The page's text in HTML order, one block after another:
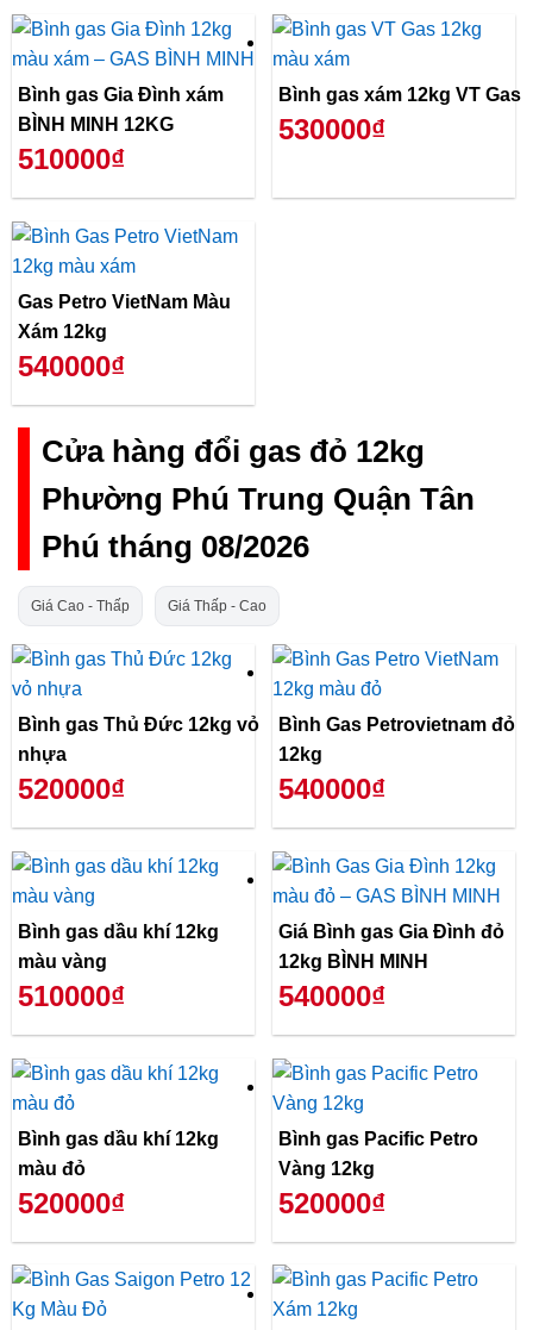
Bình gas Gia Đình xám
BÌNH MINH 12KG
510000₫
Bình gas xám 12kg VT Gas
530000₫
Gas Petro VietNam Màu
Xám 12kg
540000₫
Cửa hàng đổi gas đỏ 12kg
Phường Phú Trung Quận Tân
Phú tháng 08/2026
Giá Cao - Thấp Giá Thấp - Cao
Bình gas Thủ Đức 12kg vỏ
nhựa
520000₫
Bình Gas Petrovietnam đỏ
12kg
540000₫
Bình gas dầu khí 12kg
màu vàng
510000₫
Giá Bình gas Gia Đình đỏ
12kg BÌNH MINH
540000₫
Bình gas dầu khí 12kg
màu đỏ
520000₫
Bình gas Pacific Petro
Vàng 12kg
520000₫